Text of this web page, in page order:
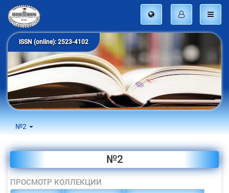
ISSN (online): 2523-4102
№2
№2
ПРОСМОТР КОЛЛЕКЦИИ